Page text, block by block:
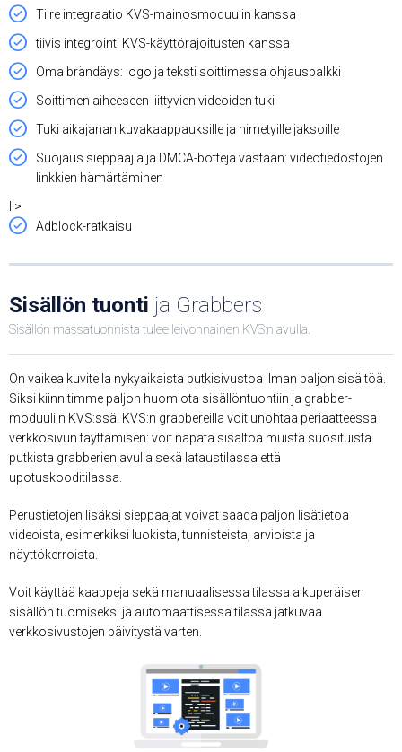
Tiire integraatio KVS-mainosmoduulin kanssa
tiivis integrointi KVS-käyttörajoitusten kanssa
Oma brändäys: logo ja teksti soittimessa ohjauspalkki
Soittimen aiheeseen liittyvien videoiden tuki
Tuki aikajanan kuvakaappauksille ja nimetyille jaksoille
Suojaus sieppaajia ja DMCA-botteja vastaan: videotiedostojen
linkkien hämärtäminen
li>
Adblock-ratkaisu
Sisällön tuonti ja Grabbers
Sisällön massatuonnista tulee leivonnainen KVS:n avulla.
On vaikea kuvitella nykyaikaista putkisivustoa ilman paljon sisältöä.
Siksi kiinnitimme paljon huomiota sisällöntuontiin ja grabber-
moduuliin KVS:ssä. KVS:n grabbereilla voit unohtaa periaatteessa
verkkosivun täyttämisen: voit napata sisältöä muista suosituista
putkista grabberien avulla sekä lataustilassa että
upotuskooditilassa.
Perustietojen lisäksi sieppaajat voivat saada paljon lisätietoa
videoista, esimerkiksi luokista, tunnisteista, arvioista ja
näyttökerroista.
Voit käyttää kaappeja sekä manuaalisessa tilassa alkuperäisen
sisällön tuomiseksi ja automaattisessa tilassa jatkuvaa
verkkosivustojen päivitystä varten.